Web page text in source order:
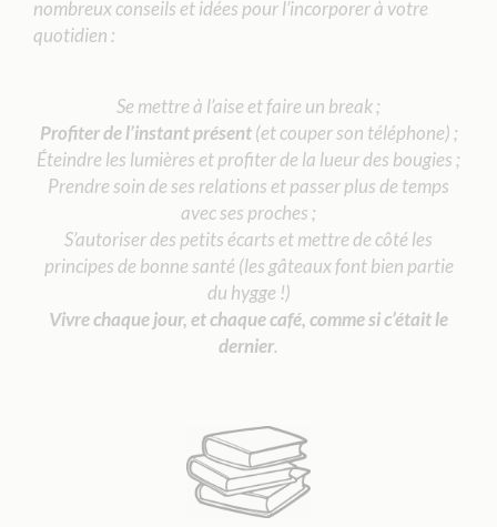
nombreux conseils et idées pour l’incorporer à votre
quotidien :
Se mettre à l’aise et faire un break ;
Profiter de l’instant présent(et couper son téléphone) ;
Éteindre les lumières et profiter de la lueur des bougies ;
Prendre soin de ses relations et passer plus de temps
avec ses proches ;
S’autoriser des petits écarts et mettre de côté les
principes de bonne santé (les gâteaux font bien partie
du hygge !)
Vivre chaque jour, et chaque café, comme si c’était le
dernier.